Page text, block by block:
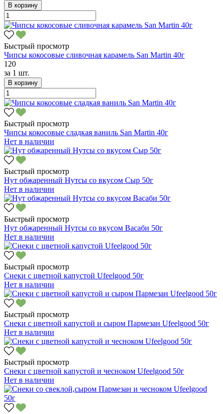
В корзину
Быстрый просмотр
Чипсы кокосовые сливочная карамель San Martin 40г
120
за 1 шт.
В корзину
Быстрый просмотр
Чипсы кокосовые сладкая ваниль San Martin 40г
Нет в наличии
Быстрый просмотр
Нут обжаренный Нутсы со вкусом Сыр 50г
Нет в наличии
Быстрый просмотр
Нут обжаренный Нутсы со вкусом Васаби 50г
Нет в наличии
Быстрый просмотр
Снеки с цветной капустой Ufeelgood 50г
Нет в наличии
Быстрый просмотр
Снеки с цветной капустой и сыром Пармезан Ufeelgood 50г
Нет в наличии
Быстрый просмотр
Снеки с цветной капустой и чесноком Ufeelgood 50г
Нет в наличии